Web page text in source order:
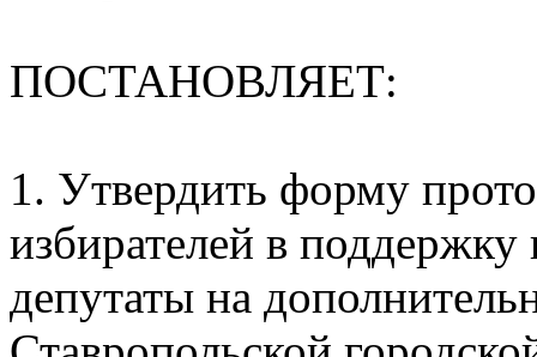
ПОСТАНОВЛЯЕТ:
1. Утвердить форму
избирателей в
депутаты на